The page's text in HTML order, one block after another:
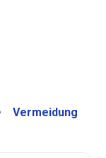
Vermeidung